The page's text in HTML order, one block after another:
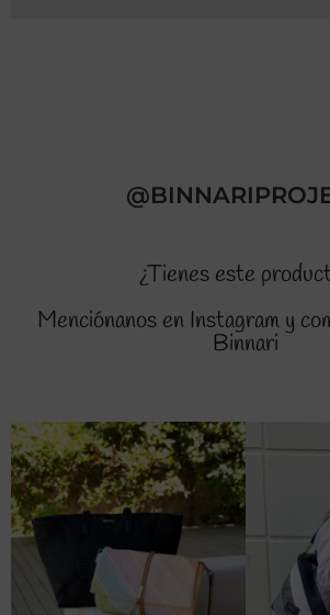
¿Tienes este
Menciónanos en Instagram y
Binnari